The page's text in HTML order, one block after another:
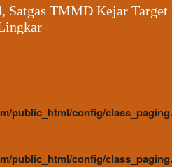
Satgas TMMD Kejar Target
public_html/config/
public_html/config/